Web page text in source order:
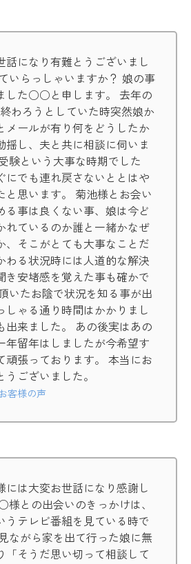
話になり有難とうございまし
いらっしゃいますか？ 娘の事
した○○と申します。 去年の
わろうとしていた時突然娘か
メールが有り何をどうしたか
揺し、夫と共に相談に伺いま
験という大事な時期でした
にでも連れ戻さないととはや
と思います。 菊池様とお会い
る事は良くない事、娘は今ど
れているのか誰と一緒かなぜ
、そこがとても大事なことだ
わる状況時には人道的な解決
き安堵感を覚えた事も確かで
いたお陰で状況を知る事が出
しゃる通り時間はかかりまし
出来ました。 あの後実はあの
年留年はしましたが今希望す
頑張っております。 本当にお
ございました。
客様の声
は大変お世話になり感謝し
との出会いのきっかけは、
うテレビ番組を見ている時で
ながら家を出て行った娘に無
「そうだ思い切って相談して